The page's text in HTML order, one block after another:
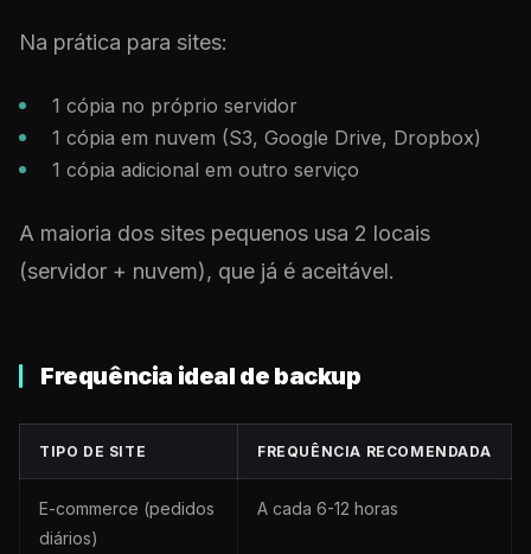
Na prática para sites:
1 cópia no próprio servidor
1 cópia em nuvem (S3, Google Drive, Dropbox)
1 cópia adicional em outro serviço
A maioria dos sites pequenos usa 2 locais
(servidor + nuvem), que já é aceitável.
Frequência ideal de backup
TIPO DE SITE FREQUÊNCIA RECOMENDADA
E-commerce (pedidos
diários)
A cada 6-12 horas